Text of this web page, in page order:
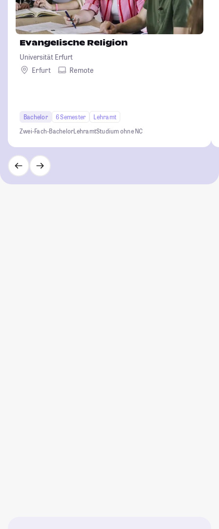
Evangelische Religion
Universität Erfurt
Erfurt
Remote
Bachelor 6 Semester
Lehramt
Zwei-Fach-BachelorLehramtStudium ohne NC